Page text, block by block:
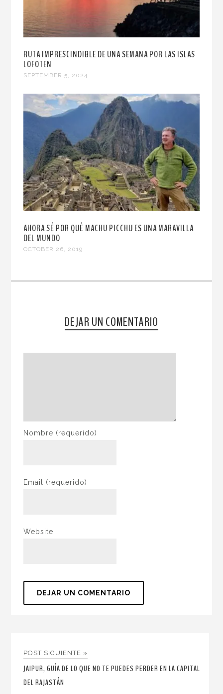
RUTA IMPRESCINDIBLE DE UNA SEMANA POR LAS ISLAS
LOFOTEN
SEPTEMBER 5, 2024
AHORA SÉ POR QUÉ MACHU PICCHU ES UNA MARAVILLA
DEL MUNDO
OCTOBER 26, 2019
DEJAR UN COMENTARIO
Nombre (requerido)
Email (requerido)
Website
POST SIGUIENTE »
JAIPUR, GUÍA DE LO QUE NO TE PUEDES PERDER EN LA CAPITAL
DEL RAJASTÁN